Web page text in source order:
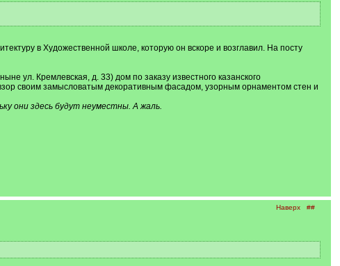
в Художественной школе, которую он вскоре и возглавил. На посту
ул. Кремлевская, д. 33) дом по заказу известного казанского
своим замысловатым декоративным фасадом, узорным орнаментом стен и
они здесь будут неуместны. А жаль.
Наверх ##